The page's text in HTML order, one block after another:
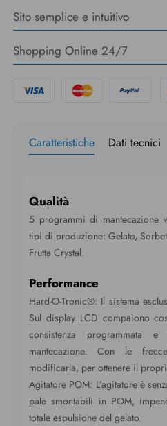
Sito semplice e intuitivo
Shopping Online 24/7
Caratteristiche Dati tecnici
Qualità
5 programmi di mantecazione
tipi di produzione: Gelato,
Frutta Crystal.
Performance
Hard-O-Tronic®: Il sistema
Sul display LCD compaiono
consistenza programmata
mantecazione. Con le
modificarla, per ottenere il
Agitatore POM: L’agitatore è
pale smontabili in POM,
totale espulsione del gelato.